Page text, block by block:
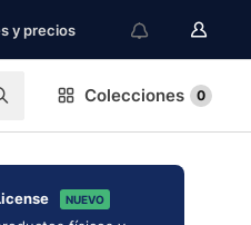
y precios
Colecciones 0
NUEVO